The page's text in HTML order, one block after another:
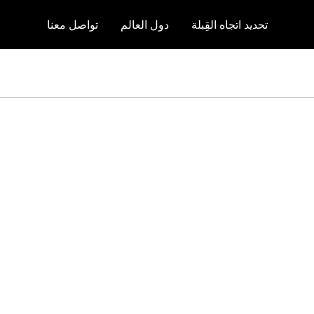
تحديد اتجاه القِبلة دول العالم تواصل معنا